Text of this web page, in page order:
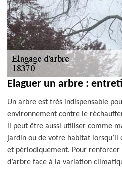
Elaguer un arbre :
Un arbre est très indispensable
environnement contre le
il peut être aussi utiliser comme
jardin ou de votre habitat
et périodiquement. Pour renforcer
d’arbre face à la variation